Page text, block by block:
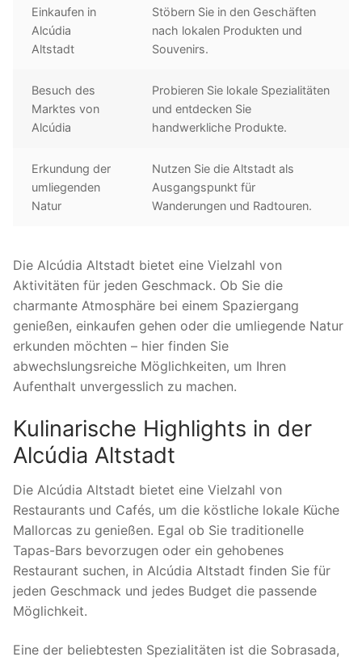
Einkaufen in
Alcúdia
Altstadt
Stöbern Sie in den Geschäften
nach lokalen Produkten und
Souvenirs.
Besuch des
Marktes von
Alcúdia
Probieren Sie lokale Spezialitäten
und entdecken Sie
handwerkliche Produkte.
Erkundung der
umliegenden
Natur
Nutzen Sie die Altstadt als
Ausgangspunkt für
Wanderungen und Radtouren.
Die Alcúdia Altstadt bietet eine Vielzahl von
Aktivitäten für jeden Geschmack. Ob Sie die
charmante Atmosphäre bei einem Spaziergang
genießen, einkaufen gehen oder die umliegende Natur
erkunden möchten – hier finden Sie
abwechslungsreiche Möglichkeiten, um Ihren
Aufenthalt unvergesslich zu machen.
Kulinarische Highlights in der
Alcúdia Altstadt
Die Alcúdia Altstadt bietet eine Vielzahl von
Restaurants und Cafés, um die köstliche lokale Küche
Mallorcas zu genießen. Egal ob Sie traditionelle
Tapas-Bars bevorzugen oder ein gehobenes
Restaurant suchen, in Alcúdia Altstadt finden Sie für
jeden Geschmack und jedes Budget die passende
Möglichkeit.
Eine der beliebtesten Spezialitäten ist die Sobrasada,